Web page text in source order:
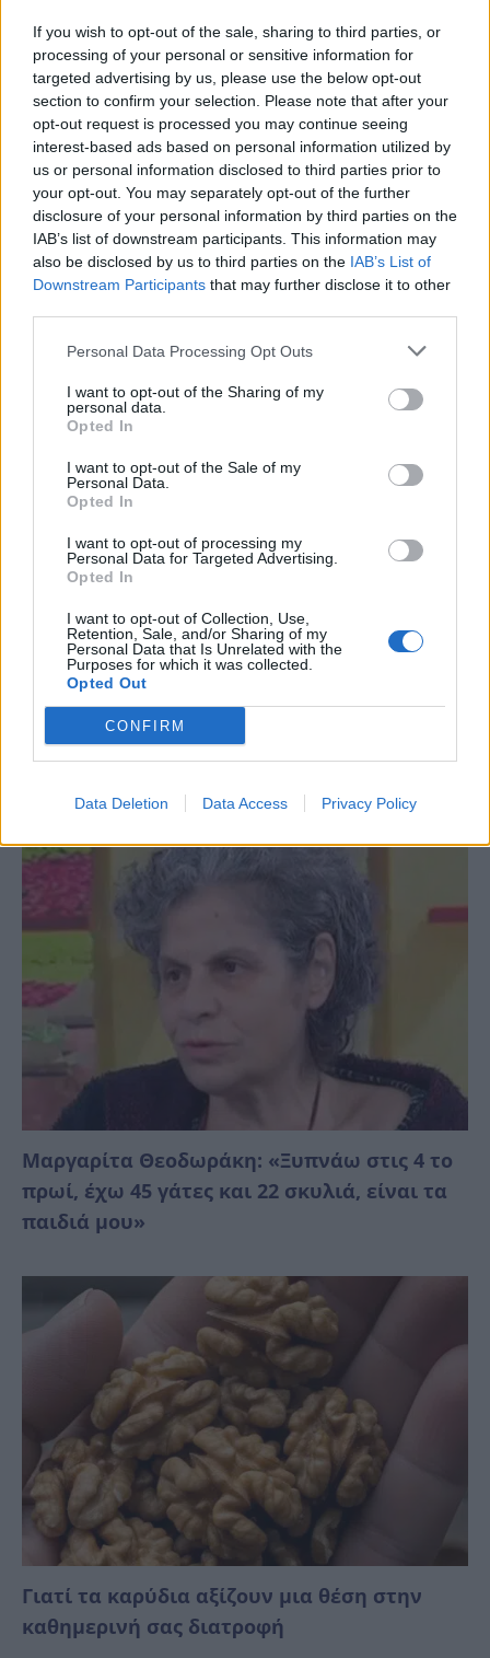
If you wish to opt-out of the sale, sharing to third parties, or
processing of your personal or sensitive information for
targeted advertising by us, please use the below opt-out
section to confirm your selection. Please note that after your
opt-out request is processed you may continue seeing
interest-based ads based on personal information utilized by
us or personal information disclosed to third parties prior to
your opt-out. You may separately opt-out of the further
disclosure of your personal information by third parties on the
IAB’s list of downstream participants. This information may
also be disclosed by us to third parties on the IAB’s List of
Downstream Participants that may further disclose it to other
Personal Data Processing Opt Outs
I want to opt-out of the Sharing of my
personal data.
Opted In
I want to opt-out of the Sale of my
Personal Data.
Opted In
I want to opt-out of processing my
Personal Data for Targeted Advertising.
Opted In
I want to opt-out of Collection, Use,
Retention, Sale, and/or Sharing of my
Personal Data that Is Unrelated with the
Purposes for which it was collected.
Opted Out
CONFIRM
Data Deletion Data Access Privacy Policy
ΤΑ ΠΙΟ ΣΗΜΑΝΤΙΚΑ
Μαργαρίτα Θεοδωράκη: «Ξυπνάω στις 4 το
πρωί, έχω 45 γάτες και 22 σκυλιά, είναι τα
παιδιά μου»
Γιατί τα καρύδια αξίζουν μια θέση στην
καθημερινή σας διατροφή